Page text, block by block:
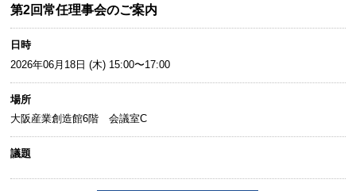
第2回常任理事会のご案内
日時
2026年06月18日 (木) 15:00〜17:00
場所
大阪産業創造館6階 会議室C
議題